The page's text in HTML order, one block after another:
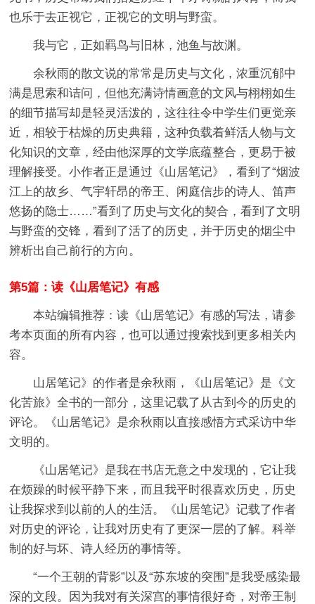
也乐于去正视它，正视它的文明与野蛮。
我与它，正如羁鸟与旧林，池鱼与故渊。
余秋雨的散文说的常常是历史与文化，浓重沉郁中
满是思索和诘问，但他充满诗情画意的文风与栩栩如生
的细节描写却是轻灵活泼的，这往往令中学生们更觉亲
近，相较于枯燥的历史典籍，这种负载着鲜活人物与文
化知识的文章，经由他深厚的文学底蕴整合，更易于被
理解接受。小作者正是通过《山居笔记》，看到了“烟波
江上的故乡、气宇轩昂的帝王、闲庭信步的诗人、笛声
悠扬的隐士……”看到了历史与文化的契合，看到了文明
与野蛮的交锋，看到了活了的历史，并于历史的烟尘中
辨析出自己前行的方向。
第5篇：读《山居笔记》有感
本站编辑推荐：读《山居笔记》有感的写法，请参
考本页面的所有内容，也可以通过搜索找到更多相关内
容。
山居笔记》的作者是余秋雨，《山居笔记》是《文
化苦旅》全书的一部分，这里记载了从古到今的历史的
评论。《山居笔记》是余秋雨以直接感悟方式采访中华
文明的。
《山居笔记》是我在书店无意之中发现的，它让我
在烦躁的时候平静下来，而且我平时很喜欢历史，历史
让我探求到以前的人的生活。《山居笔记》记载了作者
对历史的评论，让我对历史有了更深一层的了解。科举
制的好与坏、诗人经历的事情等。
“一个王朝的背影”以及“苏东坡的突围”是我受感染最
深的文段。因为我对有关深宫的事情很好奇，对帝王制